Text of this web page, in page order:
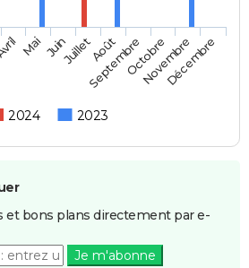
2024 2023
Mai JuinJuilletAoût
SeptembreOctobre
Novembre
Décembre
et bons plans directement par e-
Je m'abonne